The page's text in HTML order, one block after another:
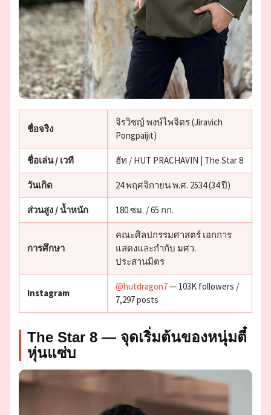
ชื่อจริง
จิรวิชญ์ พงษ์ไพจิตร (Jiravich
Pongpaijit)
ชื่อเล่น / เวที ฮัท / HUT PRACHAVIN | The Star 8
วันเกิด 24 พฤศจิกายน พ.ศ. 2534 (34 ปี)
ส่วนสูง / น้ำหนัก 180 ซม. / 65 กก.
การศึกษา
คณะศิลปกรรมศาสตร์ เอกการ
แสดงและกำกับ มศว.
ประสานมิตร
Instagram
@hutdragon7— 103K followers /
7,297 posts
The Star 8 — จุดเริ่มต้นของหนุ่มตี๋
หุ่นแซ่บ